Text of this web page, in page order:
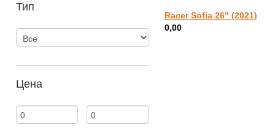
Тип
Цена
Racer Sofia 26" (2021)
0,00